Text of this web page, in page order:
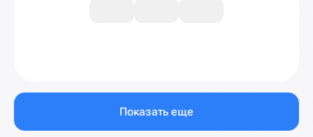
Показать еще